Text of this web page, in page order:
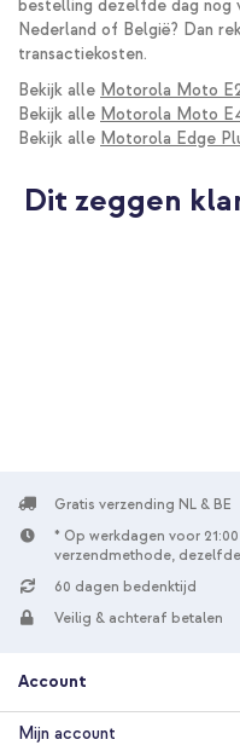
bestelling dezelfde dag nog
Nederland of België? Dan
transactiekosten.
Bekijk alle Motorola Moto
Bekijk alle Motorola Moto
Bekijk alle Motorola Edge
Dit zeggen
Gratis verzending NL & BE
* Op werkdagen voor
verzendmethode,
60 dagen bedenktijd
Veilig & achteraf betalen
Account
Mijn account